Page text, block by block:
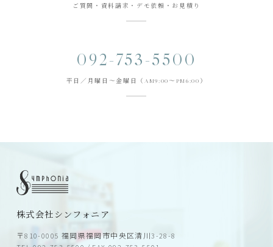
ご質問・資料請求・デモ依頼・お見積り
092-753-5500
平日／月曜日～金曜日（AM9:00～PM6:00）
株式会社シンフォニア
〒810-0005 福岡県福岡市中央区清川3-28-8